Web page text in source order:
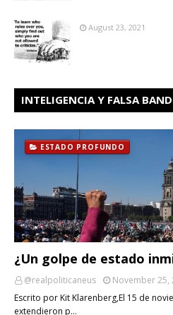
August 23, 2021
INTELIGENCIA Y FALSA
ESTADO PROFUNDO
¿Un golpe de estado
@realpoliticaneus
November 25,
Escrito por Kit Klarenberg,El 15 de
extendieron p…